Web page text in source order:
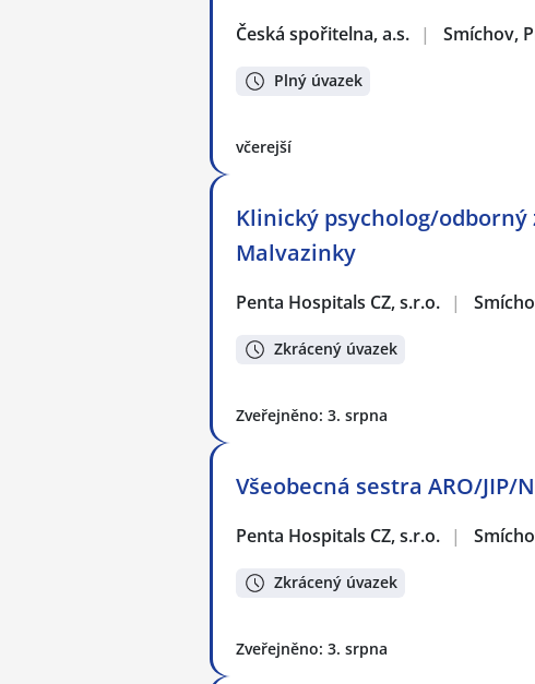
Česká spořitelna, a.s. | Smíchov,
Plný úvazek
včerejší
Klinický psycholog/
Malvazinky
Penta Hospitals CZ, s.r.o. |
Zkrácený úvazek
Zveřejněno: 3. srpna
Všeobecná sestra ARO/JIP/
Penta Hospitals CZ, s.r.o. |
Zkrácený úvazek
Zveřejněno: 3. srpna